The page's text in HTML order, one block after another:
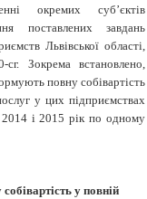
окремих суб’єктів
поставлених завдань
Львівської області,
Зокрема встановлено,
повну собівартість
у цих підприємствах
2014 і 2015 рік по одному
у повній